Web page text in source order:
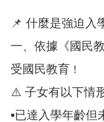
訊
告
生
便
📌 什麼是強迫入
一、依據《國民
受國民教育 ！
⚠️ 子女有以下情
▪️已達入學年齡但